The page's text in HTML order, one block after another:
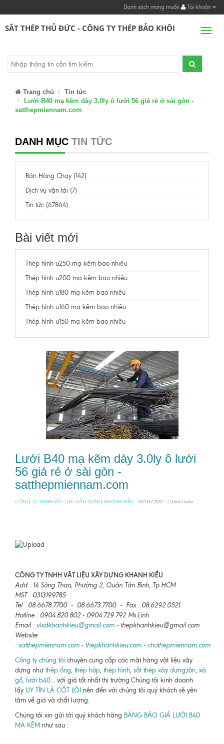
Danh sách mong muốn Tài khoản
SẮT THÉP THỦ ĐỨC - CÔNG TY THÉP BẢO KHÔI
Trang chủ
Tin tức
Lưới B40 mạ kẽm dày 3.0ly ô lưới 56 giá rẻ ở sài gòn -
satthepmiennam.com
DANH MỤC TIN TỨC
Bán Hàng Chạy (142)
Dịch vụ vận tải (7)
Tin tức (67864)
Bài viết mới
Thép hình u250 mạ kẽm bao nhiêu
Thép hình u200 mạ kẽm bao nhiêu
Thép hình u180 mạ kẽm bao nhiêu
Thép hình u160 mạ kẽm bao nhiêu
Thép hình u150 mạ kẽm bao nhiêu
Lưới B40 mạ kẽm dày 3.0ly ô lưới
56 giá rẻ ở sài gòn -
satthepmiennam.com
CÔNG TY TNHH VẬT LIỆU XÂU DỰNG KHANH KIỀU - 13/03/2017 - 0 bình luận
CÔNG TY TNHH VẬT LIỆU XÂY DỰNG KHANH KIỀU
Add : 14 Sông Thao, Phường 2, Quận Tân Bình, Tp.HCM
MST : 0313199785
Tel : 08.6678.7700 - 08.6673.7700 - Fax : 08.6292.0521
Hotline : 0904.820.802 - 0904.729.792 Ms.Linh
Email : vlxdkhanhkieu@gmail.com - thepkhanhkieu@gmail.com
Website
: satthepmiennam.com - thepkhanhkieu.com - chothepmiennam.com
Công ty chúng tôi chuyên cung cấp các mặt hàng vật liệu xây
dựng như thép ống, thép hộp, thép hình, sắt thép xây dựng,tôn, xà
gồ, lưới b40 ... với giá tốt nhất thị trường.Chúng tôi kinh doanh
lấy UY TÍN LÀ CỐT LÕI nên đến với chúng tôi quý khách sẽ yên
tâm về giá và chất lượng.
Chúng tôi xin gửi tới quý khách hàng BẢNG BÁO GIÁ LƯỚI B40
MẠ KẼM như sau :